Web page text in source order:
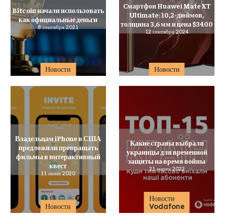
Новости
Bitcoin начали использовать
как официальные деньги
8 сентября 2021
Новости
Cмартфон Huawei Mate XT
Ultimate: 10,2-дюймов,
толщина 3,6 мм и цена $3400
12 сентября 2024
Новости
Владельцам iPhone в США
предложили превращать
фильмы в интерактивный
квест
11 июня 2020
Новости
Vodafone
Какие страны выбрали
украинцы для временной
защиты на время войны
21 марта 2022